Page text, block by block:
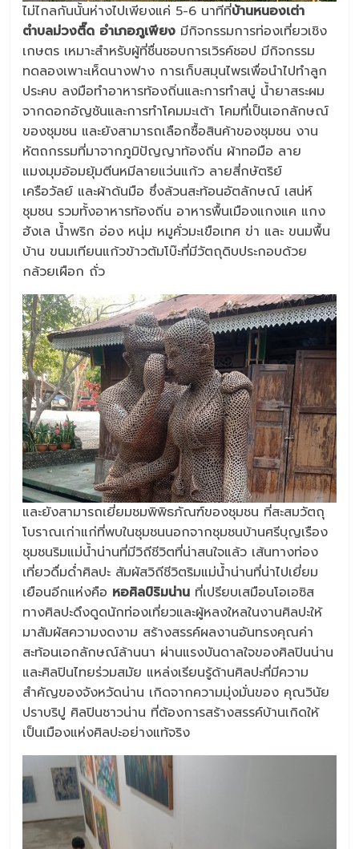
ไม่ไกลกันนั้นห่างไปเพียงแค่ 5-6 นาทีที่บ้านหนองเต่า
ตำบลม่วงตื๊ด อำเภอภูเพียง มีกิจกรรมการท่องเที่ยวเชิง
เกษตร เหมาะสำหรับผู้ที่ชื่นชอบการเวิรค์ชอป มีกิจกรรม
ทดลองเพาะเห็ดนางฟาง การเก็บสมุนไพรเพื่อนำไปทำลูก
ประคบ ลงมือทำอาหารท้องถิ่นและการทำสบู่ น้ำยาสระผม
จากดอกอัญชันและการทำโคมมะเต้า โคมที่เป็นเอกลักษณ์
ของชุมชน และยังสามารถเลือกซื้อสินค้าของชุมชน งาน
หัตถกรรมที่มาจากภูมิปัญญาท้องถิ่น ผ้าทอมือ ลาย
แมงมุมอ้อมยุ้มตีนหมีลายแว่นแก้ว ลายสี่กษัตริย์
เครือวัลย์ และผ้าด้นมือ ซึ่งล้วนสะท้อนอัตลักษณ์ เสน่ห์
ชุมชน รวมทั้งอาหารท้องถิ่น อาหารพื้นเมืองแกงแค แกง
ฮังเล น้ำพริก อ่อง หนุ่ม หมูคั่วมะเขือเทศ ข่า และ ขนมพื้น
บ้าน ขนมเทียนแก้วข้าวต้มโบ๊ะที่มีวัตถุดิบประกอบด้วย
กล้วยเผือก ถั่ว
และยังสามารถเยี่ยมชมพิพิธภัณฑ์ของชุมชน ที่สะสมวัตถุ
โบราณเก่าแก่ที่พบในชุมชนนอกจากชุมชนบ้านศรีบุญเรือง
ชุมชนริมแม่น้ำน่านที่มีวิถีชีวิตที่น่าสนใจแล้ว เส้นทางท่อง
เที่ยวดื่มด่ำศิลปะ สัมผัสวิถีชีวิตริมแม่น้ำน่านที่น่าไปเยี่ยม
เยือนอีกแห่งคือ หอศิลป์ริมน่าน ที่เปรียบเสมือนโอเอซิส
ทางศิลปะดึงดูดนักท่องเที่ยวและผู้หลงใหลในงานศิลปะให้
มาสัมผัสความงดงาม สร้างสรรค์ผลงานอันทรงคุณค่า
สะท้อนเอกลักษณ์ล้านนา ผ่านแรงบันดาลใจของศิลปินน่าน
และศิลปินไทยร่วมสมัย แหล่งเรียนรู้ด้านศิลปะที่มีความ
สำคัญของจังหวัดน่าน เกิดจากความมุ่งมั่นของ คุณวินัย
ปราบริปู ศิลปินชาวน่าน ที่ต้องการสร้างสรรค์บ้านเกิดให้
เป็นเมืองแห่งศิลปะอย่างแท้จริง